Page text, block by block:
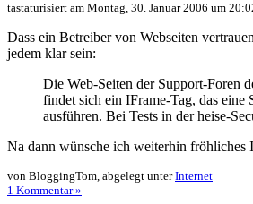
tastaturisiert am Montag, 30. Januar 2006 um
Dass ein Betreiber von Webseiten
jedem klar sein:
Die Web-Seiten der Support-Foren
findet sich ein IFrame-Tag, das
ausführen. Bei Tests in der heise-
Na dann wünsche ich weiterhin fröhliches
von BloggingTom, abgelegt unterInternet
1 Kommentar »